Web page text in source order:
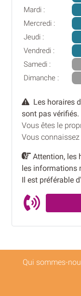
Mardi :
Mercredi :
Jeudi :
Vendredi :
Samedi :
Dimanche :
Les horaires
sont pas vérifiés.
Vous êtes le
Vous
Attention, les
les informations
Il est préférable
Qui sommes-